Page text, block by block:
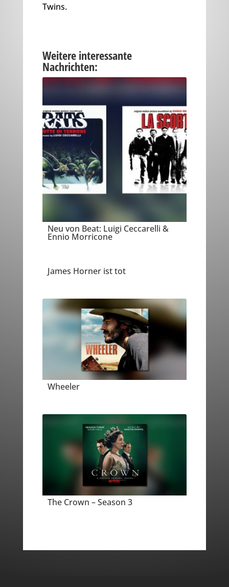
Twins.
Weitere interessante
Nachrichten:
Neu von Beat: Luigi Ceccarelli &
Ennio Morricone
James Horner ist tot
Wheeler
The Crown – Season 3